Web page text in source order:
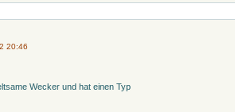
20:46
Wecker und hat einen Typ